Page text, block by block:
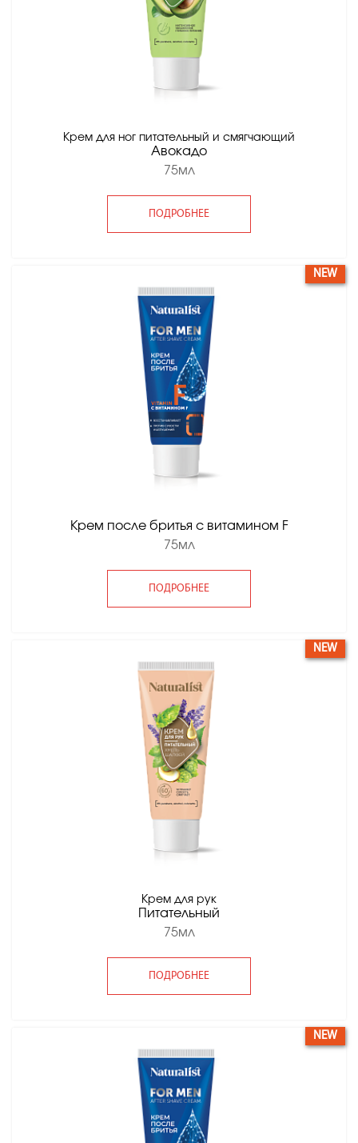
Крем для ног питательный и смягчающий
Авокадо
75мл
ПОДРОБНЕЕ
Крем после бритья с витамином F
75мл
ПОДРОБНЕЕ
NEW
Крем для рук
Питательный
75мл
ПОДРОБНЕЕ
NEW
NEW